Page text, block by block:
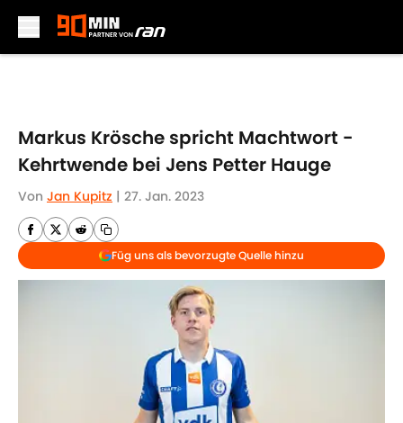
Markus Krösche spricht Machtwort -
Kehrtwende bei Jens Petter Hauge
Von Jan Kupitz | 27. Jan. 2023
Füg uns als bevorzugte Quelle hinzu